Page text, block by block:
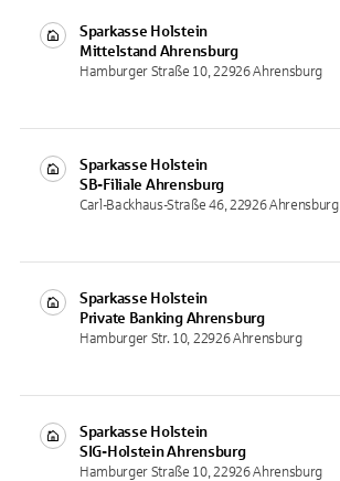
Sparkasse Holstein
Mittelstand Ahrensburg
Hamburger Straße 10, 22926 Ahrensburg
Sparkasse Holstein
SB-Filiale Ahrensburg
Carl-Backhaus-Straße 46, 22926 Ahrensburg
Sparkasse Holstein
Private Banking Ahrensburg
Hamburger Str. 10, 22926 Ahrensburg
Sparkasse Holstein
SIG-HolsteinAhrensburg
Hamburger Straße 10, 22926 Ahrensburg